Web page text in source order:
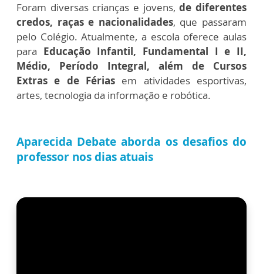
Foram diversas crianças e jovens, de diferentes
credos, raças e nacionalidades, que passaram
pelo Colégio. Atualmente, a escola oferece aulas
para Educação Infantil, Fundamental I e II,
Médio, Período Integral, além de Cursos
Extras e de Férias em atividades esportivas,
artes, tecnologia da informação e robótica.
Aparecida Debate aborda os desafios do
professor nos dias atuais